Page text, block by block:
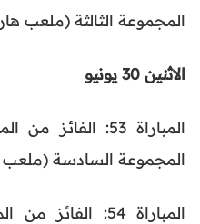
المجموعة الثالثة (ملعب
الاثنين 30 يونيو
المباراة 53:
المجموعة السادسة (ملعب
المباراة 54: